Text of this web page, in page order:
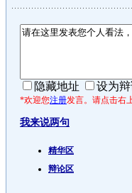
隐藏地址 设为
*欢迎您注册发言。请点击右
我来说两句
精华区
辩论区